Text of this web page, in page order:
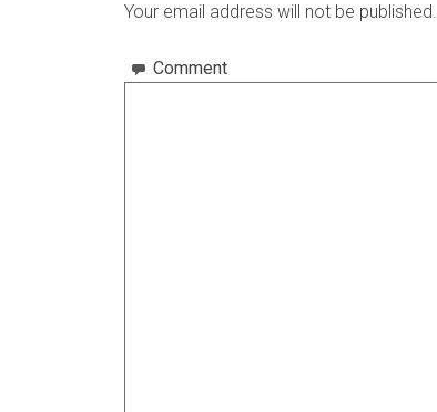
Your email address will not be published.
Comment